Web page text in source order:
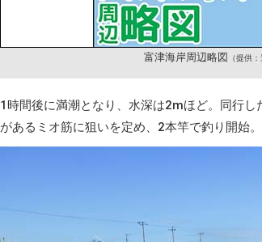
富津海岸周辺略図 （提供
1時間後に満潮となり、水深は2mほど。同行
があるミオ筋に狙いを定め、2本竿で釣り開始。